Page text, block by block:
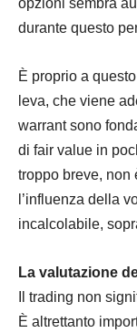
opzioni sembra
durante questo
È proprio a
leva, che viene
warrant sono
di fair value in
troppo breve, non
l’influenza della
incalcolabile,
La valutazione
Il trading non
È altrettanto